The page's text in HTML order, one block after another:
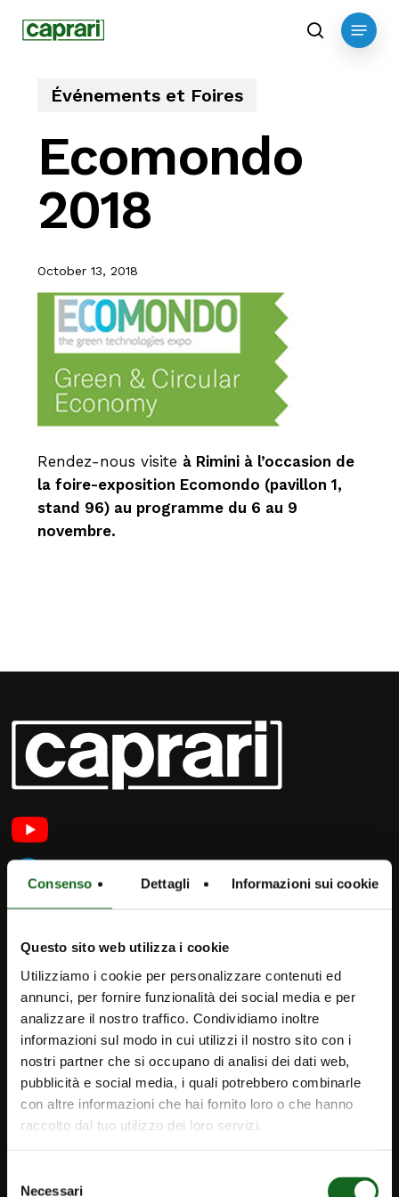
Consenso Dettagli Informazioni sui cookie
Questo sito web utilizza i cookie
Utilizziamo i cookie per personalizzare contenuti ed
annunci, per fornire funzionalità dei social media e per
analizzare il nostro traffico. Condividiamo inoltre
informazioni sul modo in cui utilizzi il nostro sito con i
nostri partner che si occupano di analisi dei dati web,
pubblicità e social media, i quali potrebbero combinarle
con altre informazioni che hai fornito loro o che hanno
raccolto dal tuo utilizzo dei loro servizi.
Necessari
search
Menu
Événements et Foires
Ecomondo
2018
October 13, 2018
Rendez-nous visite à Rimini à l’occasion de
la foire-exposition Ecomondo (pavillon 1,
stand 96) au programme du 6 au 9
novembre.
iPump
Newsletter
contacts
Caprari Pompes TN